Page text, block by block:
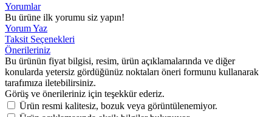
Yorumlar
Bu ürüne ilk yorumu siz yapın!
Yorum Yaz
Taksit Seçenekleri
Önerileriniz
Bu ürünün fiyat bilgisi, resim, ürün açıklamalarında ve diğer
konularda yetersiz gördüğünüz noktaları öneri formunu kullanarak
tarafımıza iletebilirsiniz.
Görüş ve önerileriniz için teşekkür ederiz.
Ürün resmi kalitesiz, bozuk veya görüntülenemiyor.